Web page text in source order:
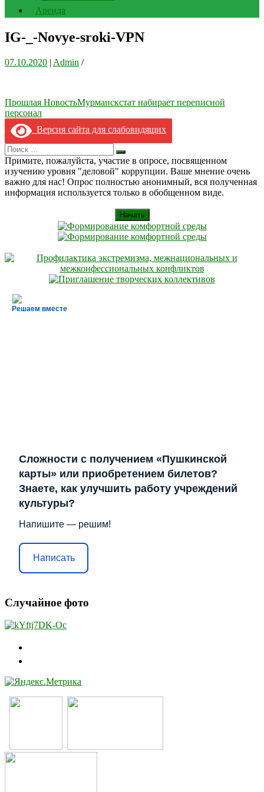
Аренда
IG-_-Novye-sroki-VPN
07.10.2020 | Admin /
Навигация
по
записям
Прошлая НовостьМурманскстат набирает переписной
персонал
Версия сайта для слабовидящих
Search
for:
Искать
Примите, пожалуйста, участие в опросе, посвященном
изучению уровня "деловой" коррупции. Ваше мнение очень
важно для нас! Опрос полностью анонимный, вся полученная
информация используется только в обобщенном виде.
Начать
Решаем вместе
Сложности с получением «Пушкинской
карты» или приобретением билетов?
Знаете, как улучшить работу учреждений
культуры?
Напишите — решим!
Написать
Случайное фото